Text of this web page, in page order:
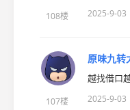
108楼 2025-9-03
107楼
原味九转
越找借口
2025-9-03